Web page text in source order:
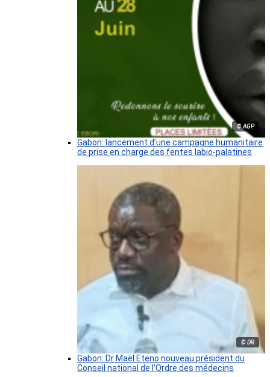
© AGP
Gabon: lancement d’une campagne humanitaire
de prise en charge des fentes labio-palatines
© DR
Gabon: Dr Maël Eteno nouveau président du
Conseil national de l’Ordre des médecins